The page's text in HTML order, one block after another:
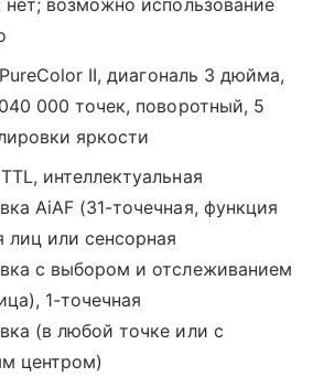
II, диагональ 3 дюйма,
000 точек, поворотный, 5
яркости
интеллектуальная
AiAF (31-точечная, функция
лиц или сенсорная
с выбором и отслеживанием
1-точечная
(в любой точке или с
центром)